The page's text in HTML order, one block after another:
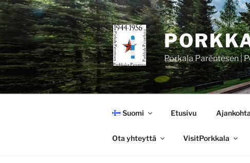
Siirry
sisältöön
Porkala Parentesen |
Suomi Etusivu
Ota yhteyttä VisitPorkkala